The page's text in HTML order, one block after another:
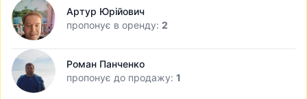
Артур Юрійович
пропонує в оренду: 2
Роман Панченко
пропонує до продажу: 1